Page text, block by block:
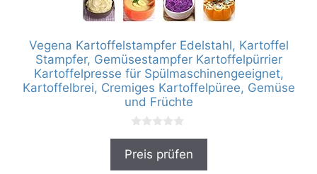
Vegena Kartoffelstampfer Edelstahl, Kartoffel
Stampfer, Gemüsestampfer Kartoffelpürrier
Kartoffelpresse für Spülmaschinengeeignet,
Kartoffelbrei, Cremiges Kartoffelpüree, Gemüse
und Früchte
0
o
Preis prüfen